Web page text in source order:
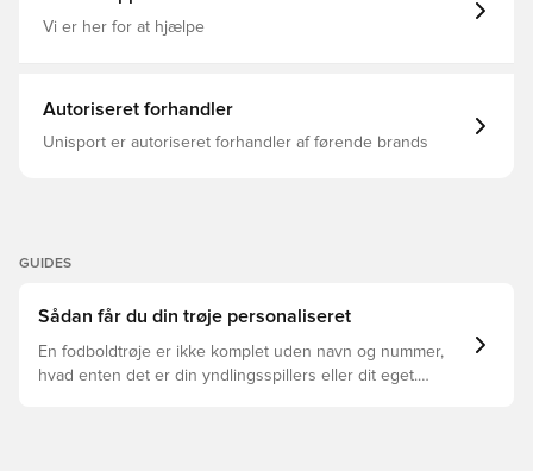
Vi er her for at hjælpe
Autoriseret forhandler
Unisport er autoriseret forhandler af førende brands
GUIDES
Sådan får du din trøje personaliseret
En fodboldtrøje er ikke komplet uden navn og nummer,
hvad enten det er din yndlingsspillers eller dit eget.